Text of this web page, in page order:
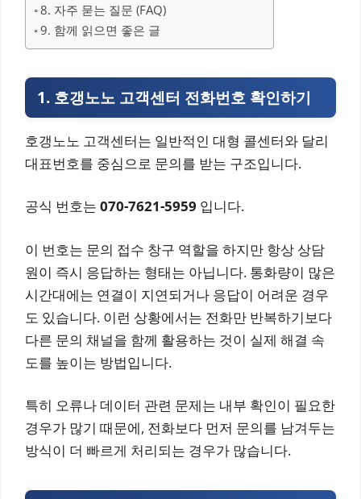
8. 자주 묻는 질문 (FAQ)
9. 함께 읽으면 좋은 글
1. 호갱노노 고객센터 전화번호 확인하기
호갱노노 고객센터는 일반적인 대형 콜센터와 달리
대표번호를 중심으로 문의를 받는 구조입니다.
공식 번호는 070-7621-5959 입니다.
이 번호는 문의 접수 창구 역할을 하지만 항상 상담
원이 즉시 응답하는 형태는 아닙니다. 통화량이 많은
시간대에는 연결이 지연되거나 응답이 어려운 경우
도 있습니다. 이런 상황에서는 전화만 반복하기보다
다른 문의 채널을 함께 활용하는 것이 실제 해결 속
도를 높이는 방법입니다.
특히 오류나 데이터 관련 문제는 내부 확인이 필요한
경우가 많기 때문에, 전화보다 먼저 문의를 남겨두는
방식이 더 빠르게 처리되는 경우가 많습니다.